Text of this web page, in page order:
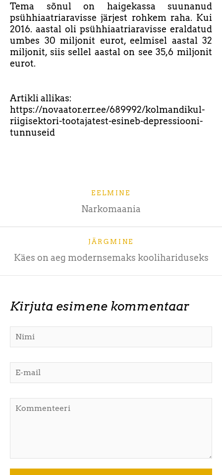
Tema sõnul on haigekassa suunanud
psühhiaatriaravisse järjest rohkem raha. Kui
2016. aastal oli psühhiaatriaravisse eraldatud
umbes 30 miljonit eurot, eelmisel aastal 32
miljonit, siis sellel aastal on see 35,6 miljonit
eurot.
Artikli allikas:
https://novaator.err.ee/689992/kolmandikul-
riigisektori-tootajatest-esineb-depressiooni-
tunnuseid
EELMINE
Narkomaania
JÄRGMINE
Käes on aeg modernsemaks koolihariduseks
Kirjuta esimene kommentaar